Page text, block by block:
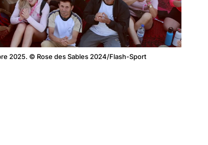
2025. © Rose des Sables 2024/Flash-Sport